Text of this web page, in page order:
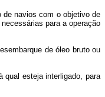
navios com o objetivo de
para a operação
de óleo bruto ou
qual esteja interligado, para